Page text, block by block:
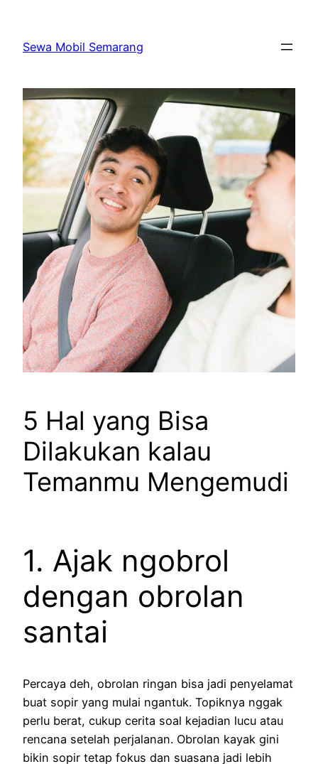
content
Sewa Mobil Semarang
5 Hal yang Bisa
Dilakukan kalau
Temanmu Mengemudi
1. Ajak ngobrol
dengan obrolan
santai
Percaya deh, obrolan ringan bisa jadi penyelamat
buat sopir yang mulai ngantuk. Topiknya nggak
perlu berat, cukup cerita soal kejadian lucu atau
rencana setelah perjalanan. Obrolan kayak gini
bikin sopir tetap fokus dan suasana jadi lebih